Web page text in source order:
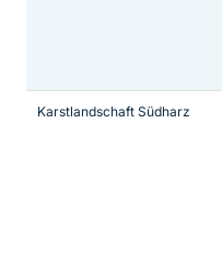
Karstlandschaft Südharz